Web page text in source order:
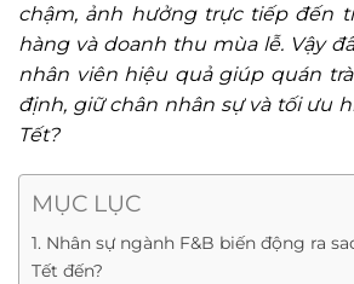
chậm, ảnh hưởng trực tiếp đến
hàng và doanh thu mùa lễ. Vậy
nhân viên hiệu quả giúp quán
định, giữ chân nhân sự và tối ưu
Tết?
MỤC LỤC
1. Nhân sự ngành F&B biến động ra
Tết đến?